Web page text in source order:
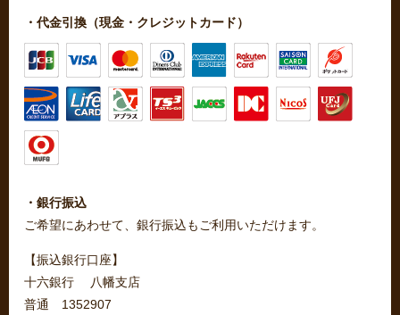
・代金引換（現金・クレジットカード）
・銀行振込
ご希望にあわせて、銀行振込もご利用いただけます。
【振込銀行口座】
十六銀行 八幡支店
普通 1352907